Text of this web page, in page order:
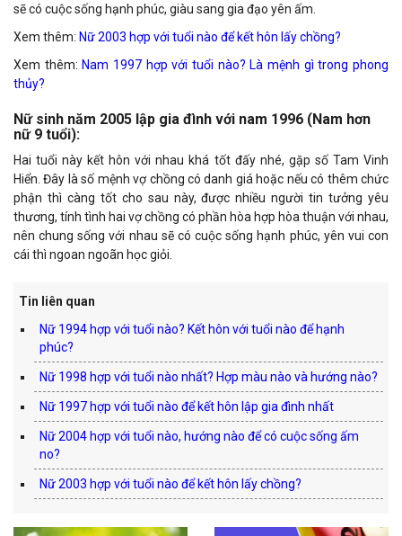
sẽ có cuộc sống hạnh phúc, giàu sang gia đạo yên ấm.
Xem thêm: Nữ 2003 hợp với tuổi nào để kết hôn lấy chồng?
Xem thêm: Nam 1997 hợp với tuổi nào? Là mệnh gì trong phong
thủy?
Nữ sinh năm 2005 lập gia đình với nam 1996 (Nam hơn
nữ 9 tuổi):
Hai tuổi này kết hôn với nhau khá tốt đấy nhé, gặp số Tam Vinh
Hiển. Đây là số mệnh vợ chồng có danh giá hoặc nếu có thêm chức
phận thì càng tốt cho sau này, được nhiều người tin tưởng yêu
thương, tính tình hai vợ chồng có phần hòa hợp hòa thuận với nhau,
nên chung sống với nhau sẽ có cuộc sống hạnh phúc, yên vui con
cái thì ngoan ngoãn học giỏi.
Tin liên quan
Nữ 1994 hợp với tuổi nào? Kết hôn với tuổi nào để hạnh
phúc?
Nữ 1998 hợp với tuổi nào nhất? Hợp màu nào và hướng nào?
Nữ 1997 hợp với tuổi nào để kết hôn lập gia đình nhất
Nữ 2004 hợp với tuổi nào, hướng nào để có cuộc sống ấm
no?
Nữ 2003 hợp với tuổi nào để kết hôn lấy chồng?